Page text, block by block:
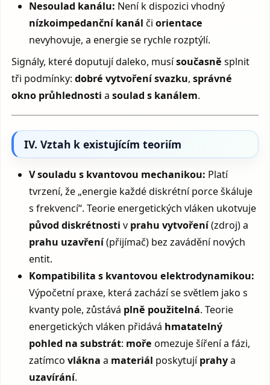
Nesoulad kanálu: Není k dispozici vhodný
nízkoimpedanční kanál čiorientace
nevyhovuje, a energie se rychle rozptýlí.
Signály, které doputují daleko, musísoučasně splnit
tři podmínky: dobré vytvoření svazku, správné
okno průhlednosti a soulad s kanálem.
IV. Vztah k existujícím teoriím
V souladu s kvantovou mechanikou: Platí
tvrzení, že „energie každé diskrétní porce škáluje
s frekvencí“. Teorie energetických vláken ukotvuje
původ diskrétnosti v prahu vytvoření(zdroj) a
prahu uzavření(přijímač) bez zavádění nových
entit.
Kompatibilita s kvantovou elektrodynamikou:
Výpočetní praxe, která zachází se světlem jako s
kvanty pole, zůstává plně použitelná. Teorie
energetických vláken přidává hmatatelný
pohled na substrát: moře omezuje šíření a fázi,
zatímcovlákna a materiál poskytujíprahya
uzavírání.